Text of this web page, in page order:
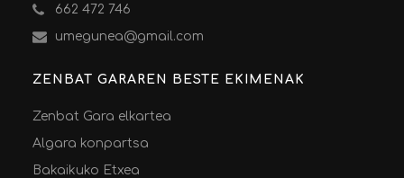
662 472 746
umegunea@gmail.com
ZENBAT GARAREN BESTE EKIMENAK
Zenbat Gara elkartea
Algara konpartsa
Bakaikuko Etxea